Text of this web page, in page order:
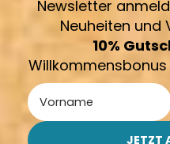
Newsletter
Neuheiten und
10%